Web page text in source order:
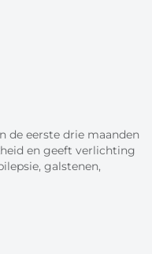
de eerste drie maanden
en geeft verlichting
galstenen,